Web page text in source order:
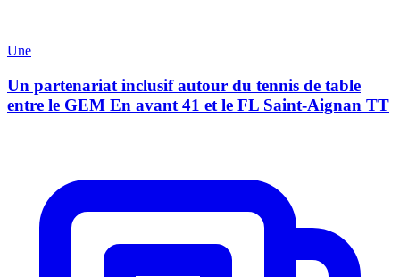
Une
Un partenariat inclusif autour du tennis de table
entre le GEM En avant 41 et le FL Saint-Aignan TT